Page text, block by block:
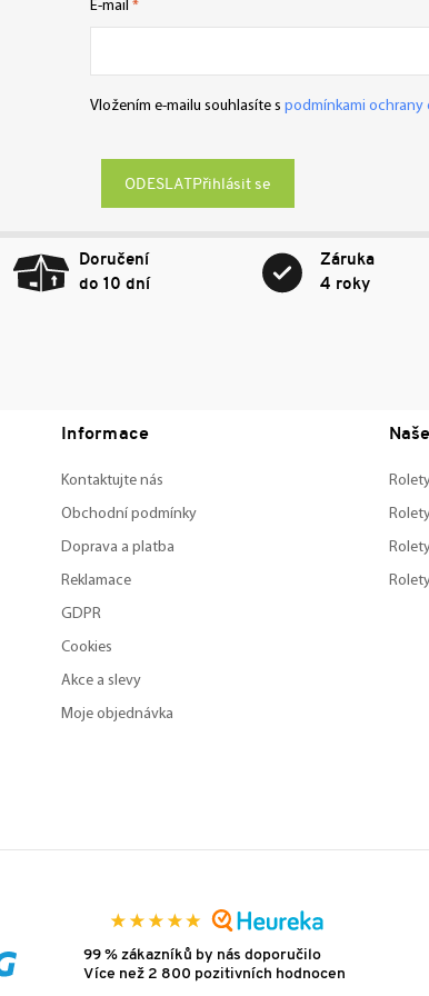
E-mail
Vložením e-mailu souhlasíte s podmínkami ochrany
Přihlásit se
Doručení
do 10 dní
Záruka
4 roky
Informace
Kontaktujte nás
Obchodní podmínky
Doprava a platba
Reklamace
GDPR
Cookies
Akce a slevy
Moje objednávka
99 % zákazníků by nás doporučilo
Více než 2 800 pozitivních hodnocení